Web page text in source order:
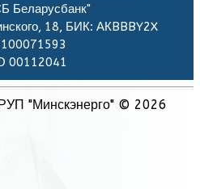
Беларусбанк"
18, БИК: АКBBBY2X
00112041
"Минскэнерго" © 2026